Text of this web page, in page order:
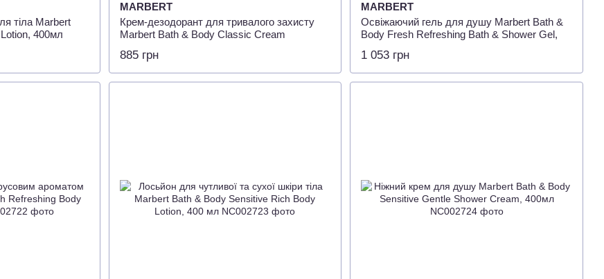
тіла Marbert
400мл
MARBERT
Крем-дезодорант для тривалого захисту
Marbert Bath & Body Classic Cream
885 грн
MARBERT
Освіжаючий гель для душу Marbert Bath &
Body Fresh Refreshing Bath & Shower Gel,
1 053 грн